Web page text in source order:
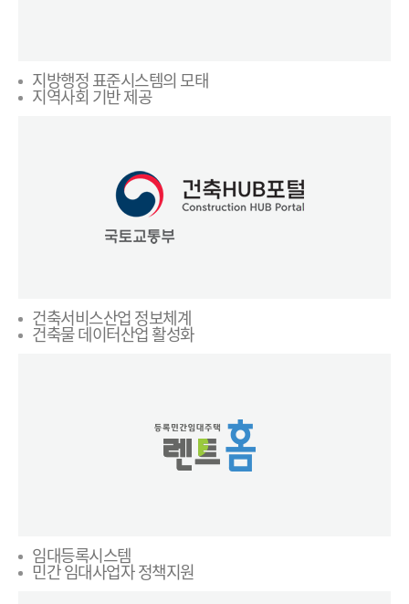
지방행정 표준시스템의 모태
지역사회 기반 제공
건축서비스산업 정보체계
건축물 데이터산업 활성화
임대등록시스템
민간 임대사업자 정책지원